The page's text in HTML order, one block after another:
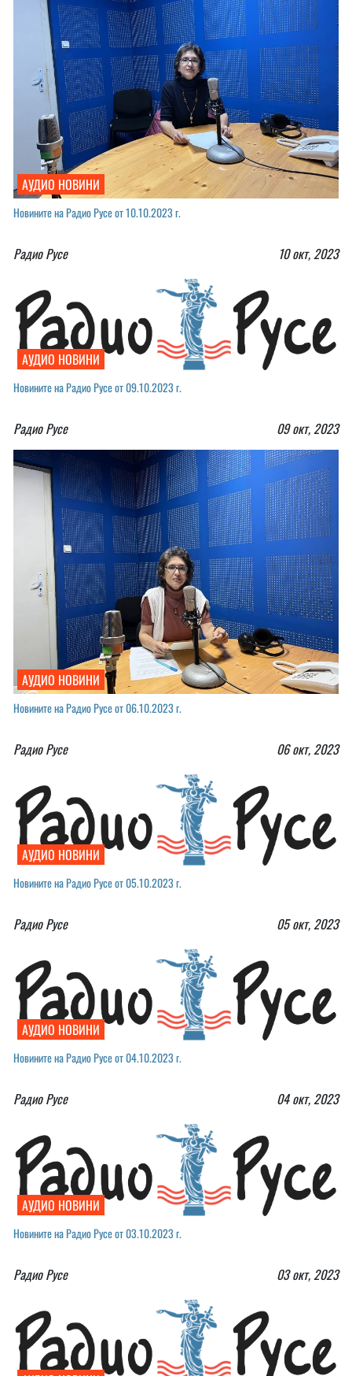
АУДИО НОВИНИ
Новините на Радио Русе от 10.10.2023 г.￼
Радио Русе 10 окт, 2023
АУДИО НОВИНИ
Новините на Радио Русе от 09.10.2023 г.
Радио Русе 09 окт, 2023
АУДИО НОВИНИ
Новините на Радио Русе от 06.10.2023 г.
Радио Русе 06 окт, 2023
АУДИО НОВИНИ
Новините на Радио Русе от 05.10.2023 г.
Радио Русе 05 окт, 2023
АУДИО НОВИНИ
Новините на Радио Русе от 04.10.2023 г.
Радио Русе 04 окт, 2023
АУДИО НОВИНИ
Новините на Радио Русе от 03.10.2023 г.￼
Радио Русе 03 окт, 2023